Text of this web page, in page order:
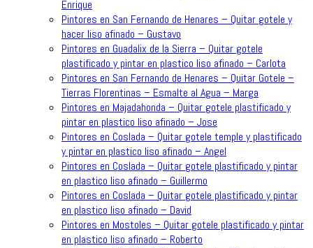
Enrique
Pintores en San Fernando de Henares – Quitar gotele y
hacer liso afinado – Gustavo
Pintores en Guadalix de la Sierra – Quitar gotele
plastificado y pintar en plastico liso afinado – Carlota
Pintores en San Fernando de Henares – Quitar Gotele –
Tierras Florentinas – Esmalte al Agua – Marga
Pintores en Majadahonda – Quitar gotele plastificado y
pintar en plastico liso afinado – Jose
Pintores en Coslada – Quitar gotele temple y plastificado
y pintar en plastico liso afinado – Angel
Pintores en Coslada – Quitar gotele plastificado y pintar
en plastico liso afinado – Guillermo
Pintores en Coslada – Quitar gotele plastificado y pintar
en plastico liso afinado – David
Pintores en Mostoles – Quitar gotele plastificado y pintar
en plastico liso afinado – Roberto